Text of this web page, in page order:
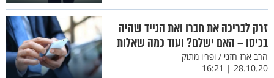
זרק לבריכה את חברו ואת הנייד שהיה
בכיסו – האם ישלם? ועוד כמה שאלות
הרב ארז חזני / ופריו מתוק
28.10.20 | 16:21